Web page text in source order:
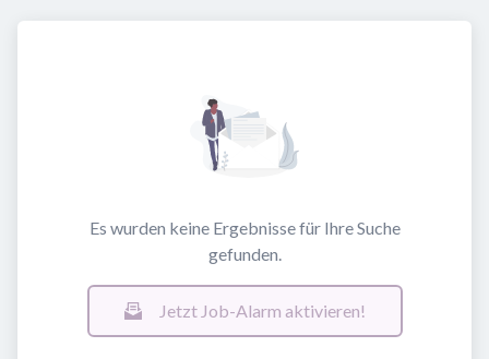
Es wurden keine Ergebnisse für Ihre Suche
gefunden.
Jetzt Job-Alarm aktivieren!